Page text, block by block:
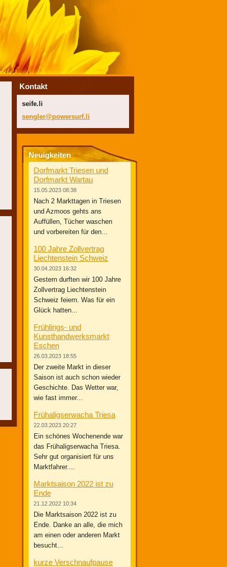
Kontakt
seife.li
sengler@powersurf.li
Neuigkeiten
Dorfmarkt Triesen und
Dorfmarkt Wartau
15.05.2023 08:38
Nach 2 Markttagen in Triesen
und Azmoos gehts ans
Auffüllen, Tücher waschen
und vorbereiten für den...
100 Jahre Zollvertrag
Liechtenstein Schweiz
30.04.2023 16:32
Gestern durften wir 100 Jahre
Zollvertrag Liechtenstein
Schweiz feiern. Was für ein
Glück hatten...
Frühlings- und
Kunsthandwerksmarkt
Eschen
26.03.2023 18:55
Der zweite Markt in dieser
Saison ist auch schon wieder
Geschichte. Das Wetter war,
wie fast immer...
Frühaligserwacha Triesa
22.03.2023 20:27
Ein schönes Wochenende war
das Frühaligserwacha Triesa.
Sehr gut organisiert für uns
Marktfahrer....
Marktsaison 2022 ist zu
Ende
21.12.2022 10:34
Die Marktsaison 2022 ist zu
Ende. Danke an alle, die mich
am einen oder anderen Markt
besucht...
kurze Verschnaufpause